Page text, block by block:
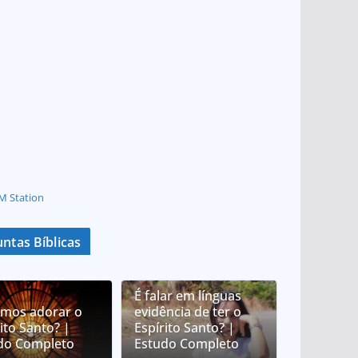
Station
Bíblicas
adorar o
Santo? |
Completo
É falar em línguas
evidência de ter o
Espírito Santo? |
Estudo Completo